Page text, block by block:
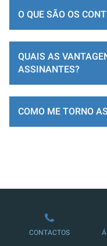
O QUE SÃO OS
QUAIS AS
ASSINANTES?
COMO ME TORNO
LOJA DE
CONTACTOS